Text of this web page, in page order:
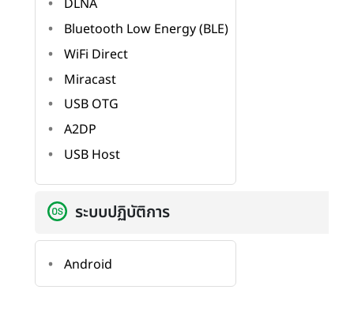
DLNA
Bluetooth Low Energy (BLE)
WiFi Direct
Miracast
USB OTG
A2DP
USB Host
ระบบปฏิบัติการ
Android